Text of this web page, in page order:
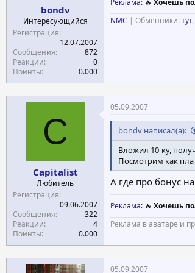
bondv
Интересующийся
Регистрация
12.07.2007
Сообщения
872
Реакции
0
Поинты
0.000
NMC | Обменники:тут,
C
Capitalist
Любитель
Регистрация
09.06.2007
Сообщения
322
Реакции
4
Поинты
0.000
05.09.2007
bondv написал(а):
Вложил 10-ку,
Посмотрим как
А где про бонус
Реклама: 🔥 Хочешь
Реклама в аватаре и
05.09.2007